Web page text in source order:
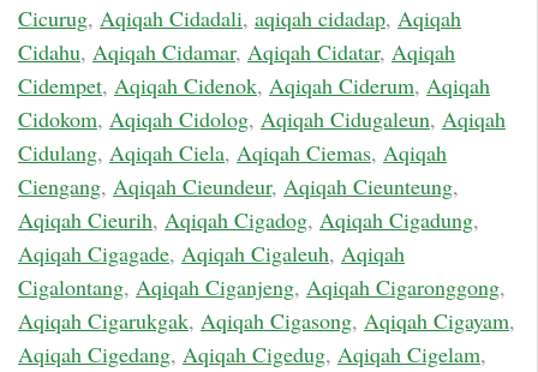
Cicurug, Aqiqah Cidadali, aqiqah cidadap, Aqiqah
Cidahu, Aqiqah Cidamar, Aqiqah Cidatar, Aqiqah
Cidempet, Aqiqah Cidenok, Aqiqah Ciderum, Aqiqah
Cidokom, Aqiqah Cidolog, Aqiqah Cidugaleun, Aqiqah
Cidulang, Aqiqah Ciela, Aqiqah Ciemas, Aqiqah
Ciengang, Aqiqah Cieundeur, Aqiqah Cieunteung,
Aqiqah Cieurih, Aqiqah Cigadog, Aqiqah Cigadung,
Aqiqah Cigagade, Aqiqah Cigaleuh, Aqiqah
Cigalontang, Aqiqah Ciganjeng, Aqiqah Cigaronggong,
Aqiqah Cigarukgak, Aqiqah Cigasong, Aqiqah Cigayam,
Aqiqah Cigedang, Aqiqah Cigedug, Aqiqah Cigelam,